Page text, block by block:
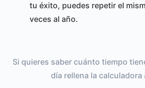
tu éxito, puedes repetir el
veces al año.
Si quieres saber cuánto tiempo
día rellena la calculadora